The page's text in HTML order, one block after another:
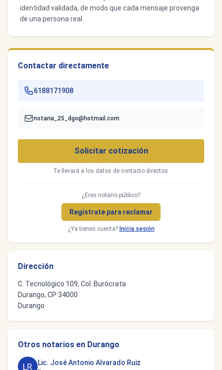
identidad validada, de modo que cada mensaje provenga
de una persona real.
Contactar directamente
6188171908
notaria_25_dgo@hotmail.com
Solicitar cotización
Te llevará a los datos de contacto directos.
¿Eres notario público?
Regístrate para reclamar
¿Ya tienes cuenta? Inicia sesión
Dirección
C. Tecnológico 109, Col. Burócrata
Durango, CP 34000
Durango
Otros notarios en Durango
Lic. José Antonio Alvarado Ruiz